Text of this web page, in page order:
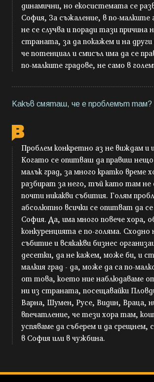
динамични, но екосистемата се
София, За съжаление, в по-малките
не се случва и поради тази причина
страната, за да покажем и на други
че потенциал и смисъл има да се
по-малките градове, не само в
Какъв смяташ, че е проблемът там?
Проблем конкретно аз не виждам и
Когато се опитваш да правиш нещо
малък град, за много кратко време
разбират за него, тъй като там не
почти никакви събития. Голям
абсолютно всички се опитват да
София. Да, има много повече хора,
конкуренцията е по-голяма.
събитие и всякакви бизнес
десетки, да не кажем, може би, и
малкия град - да, може да са по-
от това, което ние наблюдаваме
ни из страната, посещавайки
Варна, Шумен, Русе, Видин, Враца,
впечатление, че тези хора там,
успяваме да съберем и да срещнем,
в София или в чужбина.